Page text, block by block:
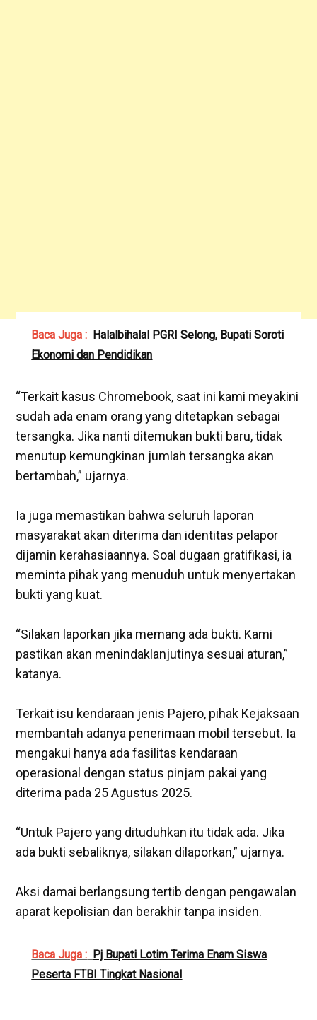
Baca Juga : Halalbihalal PGRI Selong, Bupati Soroti
Ekonomi dan Pendidikan
‎“Terkait kasus Chromebook, saat ini kami meyakini
sudah ada enam orang yang ditetapkan sebagai
tersangka. Jika nanti ditemukan bukti baru, tidak
menutup kemungkinan jumlah tersangka akan
bertambah,” ujarnya.
‎Ia juga memastikan bahwa seluruh laporan
masyarakat akan diterima dan identitas pelapor
dijamin kerahasiaannya. Soal dugaan gratifikasi, ia
meminta pihak yang menuduh untuk menyertakan
bukti yang kuat.
‎“Silakan laporkan jika memang ada bukti. Kami
pastikan akan menindaklanjutinya sesuai aturan,”
katanya.
‎Terkait isu kendaraan jenis Pajero, pihak Kejaksaan
membantah adanya penerimaan mobil tersebut. Ia
mengakui hanya ada fasilitas kendaraan
operasional dengan status pinjam pakai yang
diterima pada 25 Agustus 2025.
‎“Untuk Pajero yang dituduhkan itu tidak ada. Jika
ada bukti sebaliknya, silakan dilaporkan,” ujarnya.
‎Aksi damai berlangsung tertib dengan pengawalan
aparat kepolisian dan berakhir tanpa insiden.
Baca Juga : Pj Bupati Lotim Terima Enam Siswa
Peserta FTBI Tingkat Nasional